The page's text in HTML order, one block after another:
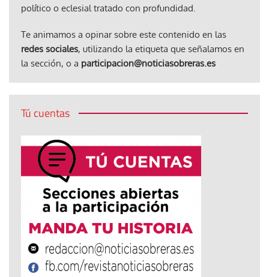
político o eclesial tratado con profundidad.
Te animamos a opinar sobre este contenido en las
redes sociales, utilizando la etiqueta que señalamos en
la sección, o a participacion@noticiasobreras.es
Tú cuentas